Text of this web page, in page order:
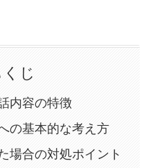
くじ
内容の特徴
の基本的な考え方
場合の対処ポイント